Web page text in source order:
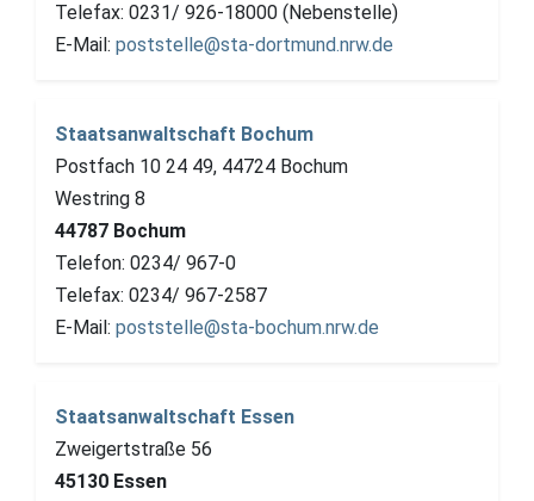
Telefax: 0231/ 926-18000 (Nebenstelle)
E-Mail: poststelle@sta-dortmund.nrw.de
Staatsanwaltschaft Bochum
Postfach 10 24 49, 44724 Bochum
Westring 8
44787 Bochum
Telefon: 0234/ 967-0
Telefax: 0234/ 967-2587
E-Mail: poststelle@sta-bochum.nrw.de
Staatsanwaltschaft Essen
Zweigertstraße 56
45130 Essen